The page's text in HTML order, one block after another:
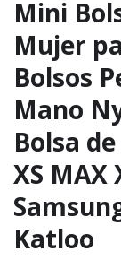
Mini
Mujer
Bolsos
Mano
Bolsa
XS MAX
Katloo